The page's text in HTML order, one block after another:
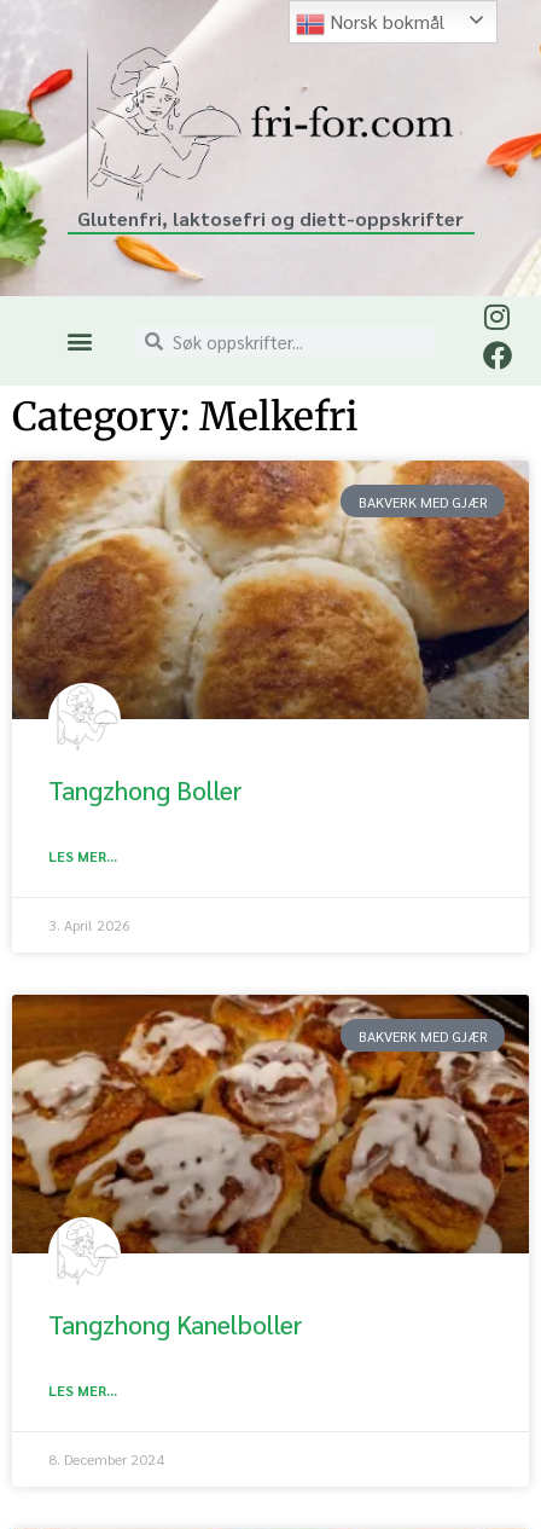
Glutenfri, laktosefri og diett-oppskrifter
Category: Melkefri
BAKVERK MED GJÆR
Tangzhong Boller
LES MER...
3. April 2026
BAKVERK MED GJÆR
Tangzhong Kanelboller
LES MER...
8. December 2024
Norsk bokmål